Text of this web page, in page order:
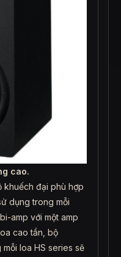
cao.
khuếch đại phù hợp
dụng trong mỗi
amp với một amp
cao tần, bộ
loa HS series sẽ